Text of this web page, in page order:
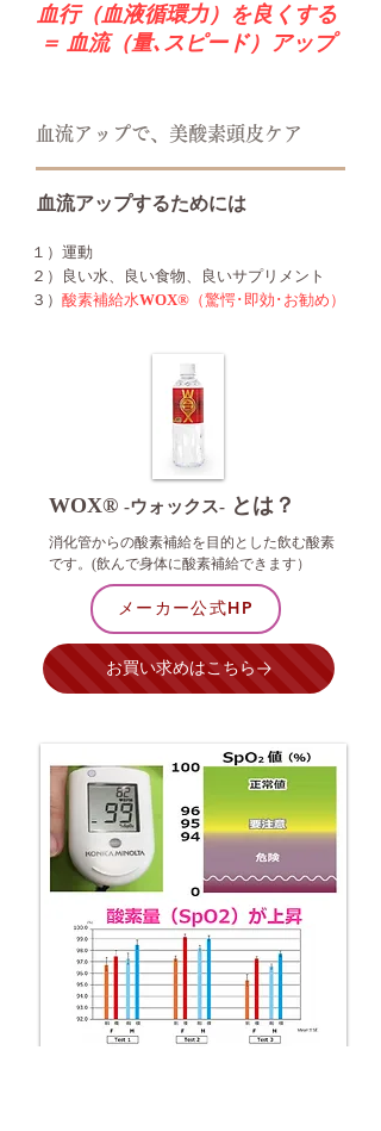
血行（血液循環力）を良くする
＝ 血流（量､スピード）アップ
血流アップで、美酸素頭皮ケア
血流アップするためには
１）運動
２）良い水、良い食物、良いサプリメント
３） 酸素補給水WOX® （驚愕･即効･お勧め）
WOX® -ウォックス- とは？
消化管からの酸素補給を目的とした飲む酸素
です。(飲んで身体に酸素補給できます）
メーカー公式HP
お買い求めはこちら